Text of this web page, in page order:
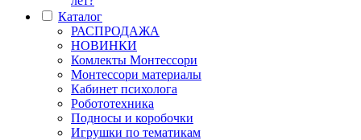
Каталог
РАСПРОДАЖА
НОВИНКИ
Комлекты Монтессори
Монтессори материалы
Кабинет психолога
Робототехника
Подносы и коробочки
Игрушки по тематикам